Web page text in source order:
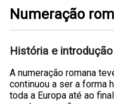
Numeração
História e introdução
A numeração romana
continuou a ser a forma
toda a Europa até ao